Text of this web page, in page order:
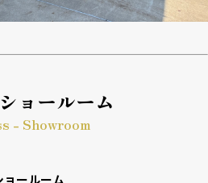
ョールーム
- Showroom
ョールーム